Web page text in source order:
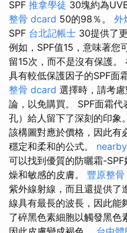
SPF 推拿學徒 30塊約為
整骨 dcard 50的98％。 外
SPF 台北記帳士 30提供了
例如，SPF值15，意味著您
留15次，而不是沒有保護
具有較低保護因子的SPF面
整骨 dcard 選擇時，請考
論，以免購買。 SPF面霜
孔）給人留下了深刻的印象
該構圖對應於價格，因此有
穩定和柔和的公式。
可以找到優質的防曬霜-
燥和敏感的皮膚。 豐原整骨
紫外線射線，而且還提供了
線具有最長的波長，因此能
了碎黑色素細胞以觸發黑色